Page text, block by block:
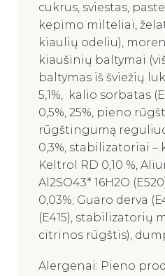
cukrus, sviestas,
kepimo milteliai,
kiaulių odeliu),
kiaušinių baltymai
baltymas iš šviežių
5,1%, kalio sorbatas
0,5%, 25%, pieno
rūgštingumą
0,3%, stabilizatoriai –
Keltrol RD 0,10 %,
Al2SO43* 16H2O
0,03%; Guaro derva
(E415), stabilizatorių
citrinos rūgštis),
Alergenai: Pieno